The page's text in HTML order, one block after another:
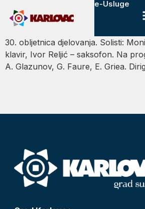
e-Usluge
30. obljetnica djelovanja. Solisti:
klavir, Ivor Reljić – saksofon. Na
A. Glazunov, G. Faure, E. Griea.